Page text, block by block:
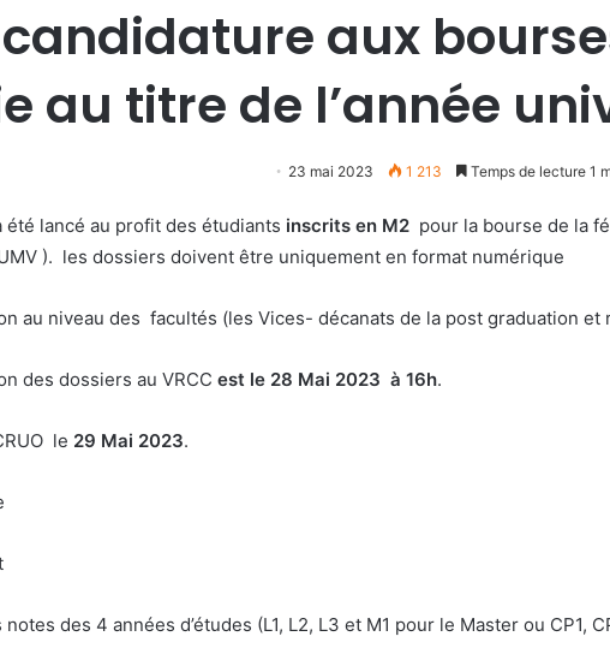
aux
au titre de l’année
23 mai 2023 1 213 Temps de lecture 1
été lancé au profit des étudiants inscrits en M2 pour la bourse de la
). les dossiers doivent être uniquement en format numérique
au niveau des facultés (les Vices- décanats de la post graduation
des dossiers au VRCC est le 28 Mai 2023 à 16h.
le 29 Mai 2023.
des 4 années d’études (L1, L2, L3 et M1 pour le Master ou CP1,